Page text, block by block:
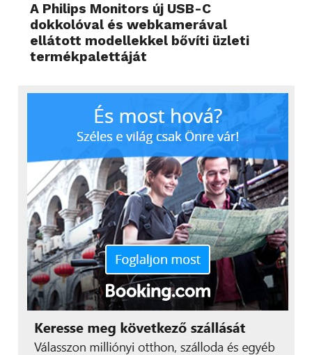
A Philips Monitors új USB-C
dokkolóval és webkamerával
ellátott modellekkel bővíti üzleti
termékpalettáját